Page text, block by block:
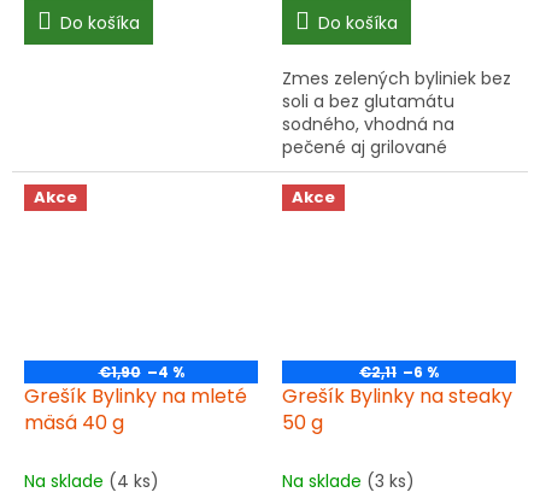
Do košíka
Do košíka
Zmes zelených byliniek bez
soli a bez glutamátu
sodného, vhodná na
pečené aj grilované
hydinové mäso.
Akce
€1,90 –4 %
Grešík Bylinky na mleté
mäsá 40 g
Na sklade (4 ks)
Akce
€2,11 –6 %
Grešík Bylinky na steaky
50 g
Na sklade (3 ks)